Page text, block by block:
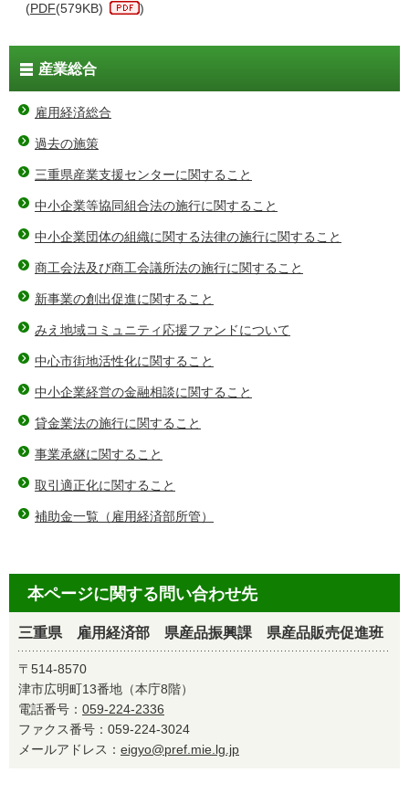
(PDF(579KB) )
産業総合
雇用経済総合
過去の施策
三重県産業支援センターに関すること
中小企業等協同組合法の施行に関すること
中小企業団体の組織に関する法律の施行に関すること
商工会法及び商工会議所法の施行に関すること
新事業の創出促進に関すること
みえ地域コミュニティ応援ファンドについて
中心市街地活性化に関すること
中小企業経営の金融相談に関すること
貸金業法の施行に関すること
事業承継に関すること
取引適正化に関すること
補助金一覧（雇用経済部所管）
本ページに関する問い合わせ先
三重県 雇用経済部 県産品振興課 県産品販売促進班
〒514-8570
津市広明町13番地（本庁8階）
電話番号： 059-224-2336
ファクス番号：059-224-3024
メールアドレス： eigyo@pref.mie.lg.jp